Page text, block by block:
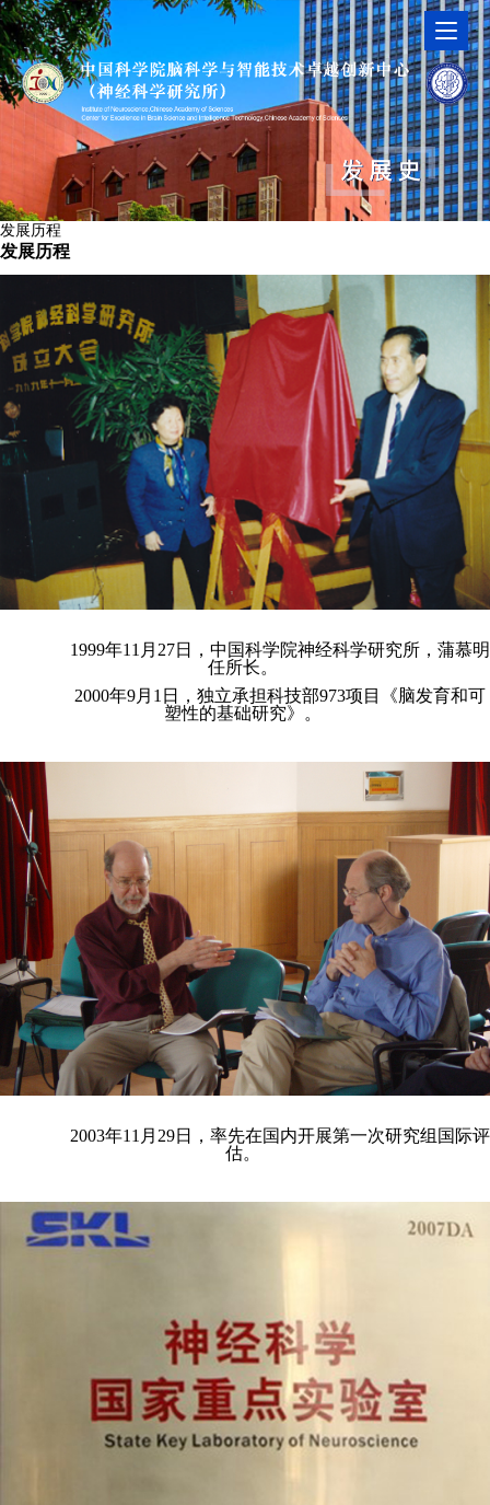
发展历程
发展历程
1999年11月27日，中国科学院神经科学研究所，蒲慕明
任所长。
2000年9月1日，独立承担科技部973项目《脑发育和可
塑性的基础研究》。
2003年11月29日，率先在国内开展第一次研究组国际评
估。